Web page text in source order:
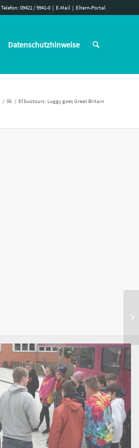
Telefon: 09421 / 9941-0 | E-Mail | Eltern-Portal
Datenschutzhinweise
/ 05 / Ef bustours: Luggy goes Great Britain